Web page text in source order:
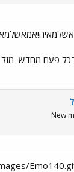
פעם מחדש
New